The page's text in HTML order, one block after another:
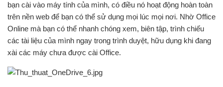
bạn cài vào máy tính của mình, có điều nó hoạt động hoàn toàn
trên nền web để bạn có thể sử dụng mọi lúc mọi nơi. Nhờ Office
Online mà bạn có thể nhanh chóng xem, biên tập, trình chiếu
các tài liệu của mình ngay trong trình duyệt, hữu dụng khi đang
xài các máy chưa được cài Office.